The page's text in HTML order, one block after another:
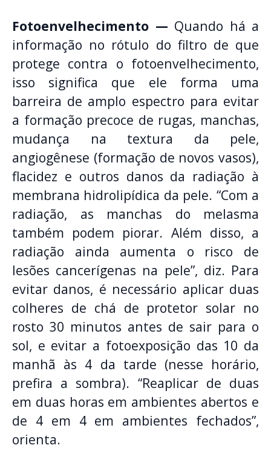
Fotoenvelhecimento — Quando há a
informação no rótulo do filtro de que
protege contra o fotoenvelhecimento,
isso significa que ele forma uma
barreira de amplo espectro para evitar
a formação precoce de rugas, manchas,
mudança na textura da pele,
angiogênese (formação de novos vasos),
flacidez e outros danos da radiação à
membrana hidrolipídica da pele. “Com a
radiação, as manchas do melasma
também podem piorar. Além disso, a
radiação ainda aumenta o risco de
lesões cancerígenas na pele”, diz. Para
evitar danos, é necessário aplicar duas
colheres de chá de protetor solar no
rosto 30 minutos antes de sair para o
sol, e evitar a fotoexposição das 10 da
manhã às 4 da tarde (nesse horário,
prefira a sombra). “Reaplicar de duas
em duas horas em ambientes abertos e
de 4 em 4 em ambientes fechados”,
orienta.